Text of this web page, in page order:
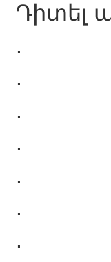
Դիտել
.
.
.
.
.
.
.